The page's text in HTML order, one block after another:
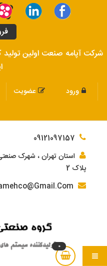
شرکت آپامه صنعت اولین
ورود عضویت
استان تهران ، شهرک
پلاک 2
0